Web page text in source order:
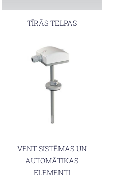
TĪRĀS TELPAS
VENT SISTĒMAS UN
AUTOMĀTIKAS
ELEMENTI